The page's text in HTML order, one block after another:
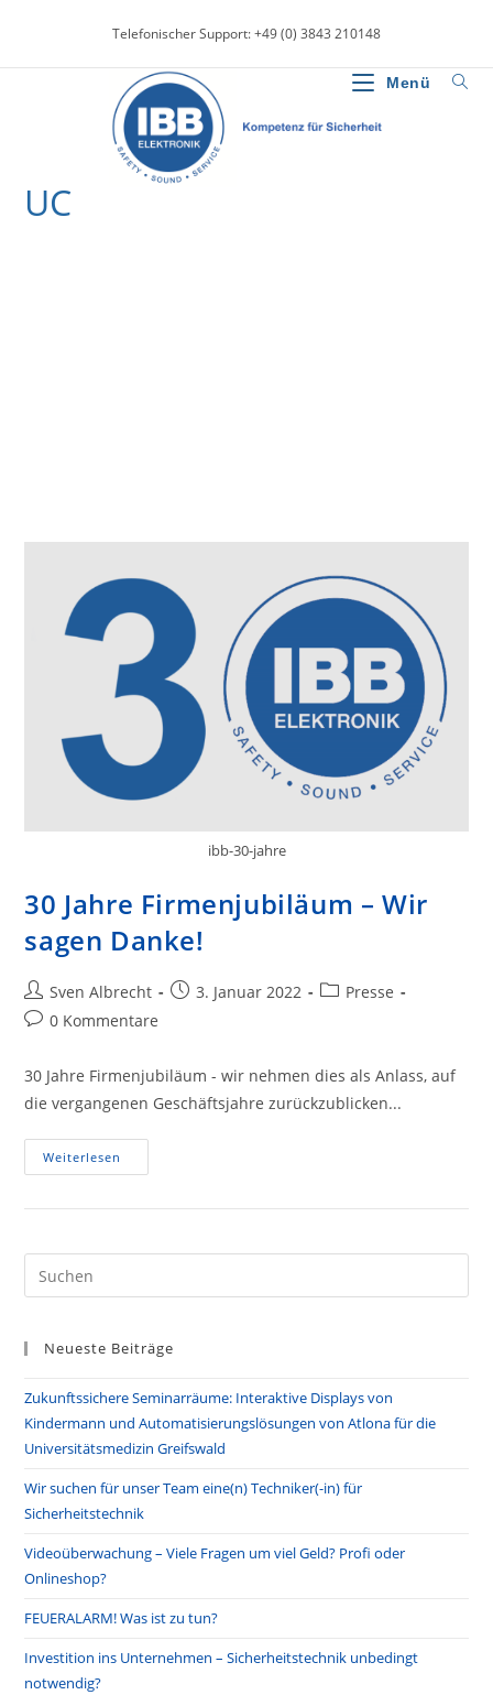
springen
Telefonischer Support: +49 (0) 3843 210148
Menü
UC
ibb-30-jahre
30 Jahre Firmenjubiläum – Wir
sagen Danke!
Beitrags-
Autor:
Sven Albrecht
Beitrag3. Januar 2022
Beitrags-
Presse
Beitrags-
0 Kommentare
30 Jahre Firmenjubiläum - wir nehmen dies als Anlass, auf
die vergangenen Geschäftsjahre zurückzublicken...
Weiterlesen
Jahre
–
Danke!
Neueste Beiträge
Zukunftssichere Seminarräume: Interaktive Displays von
Kindermann und Automatisierungslösungen von Atlona für die
Universitätsmedizin Greifswald
Wir suchen für unser Team eine(n) Techniker(-in) für
Sicherheitstechnik
Videoüberwachung – Viele Fragen um viel Geld? Profi oder
Onlineshop?
FEUERALARM! Was ist zu tun?
Investition ins Unternehmen – Sicherheitstechnik unbedingt
notwendig?